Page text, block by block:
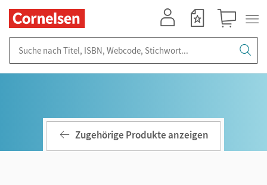
Zugehörige Produkte anzeigen